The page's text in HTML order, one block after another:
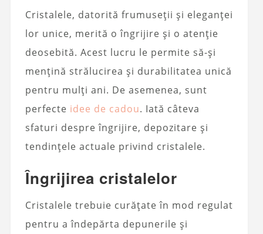
Cristalele, datorită frumuseții și eleganței
lor unice, merită o îngrijire și o atenție
deosebită. Acest lucru le permite să-și
mențină strălucirea și durabilitatea unică
pentru mulți ani. De asemenea, sunt
perfecte idee de cadou. Iată câteva
sfaturi despre îngrijire, depozitare și
tendințele actuale privind cristalele.
Îngrijirea cristalelor
Cristalele trebuie curățate în mod regulat
pentru a îndepărta depunerile și